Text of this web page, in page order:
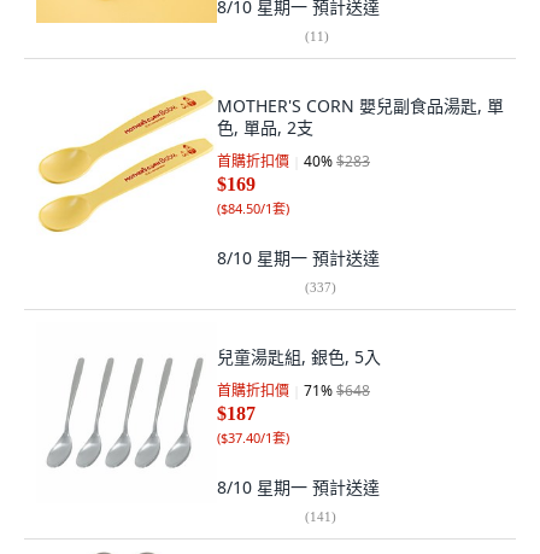
8/10 星期一 預計送達
(11)
MOTHER'S CORN 嬰兒副食品湯匙, 單
色, 單品, 2支
首購折扣價 40%$283
$169
($84.50/1套)
8/10 星期一 預計送達
(337)
兒童湯匙組, 銀色, 5入
首購折扣價 71%$648
$187
($37.40/1套)
8/10 星期一 預計送達
(141)